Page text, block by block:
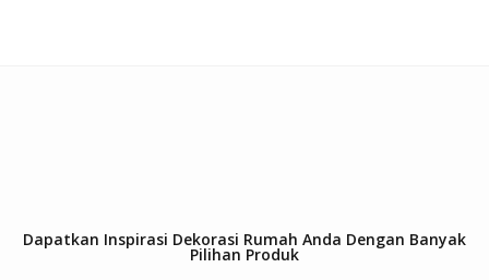
Dapatkan Inspirasi Dekorasi Rumah Anda Dengan Banyak
Pilihan Produk